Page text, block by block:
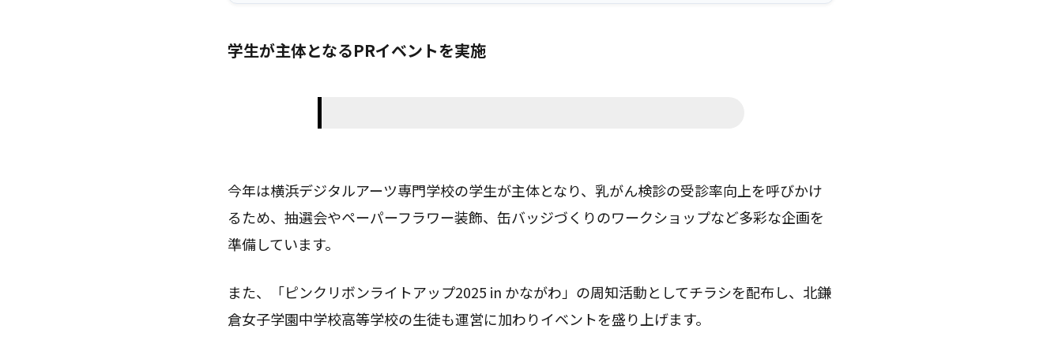
学生が主体となるPRイベントを実施
今年は横浜デジタルアーツ専門学校の学生が主体となり、乳がん検診の受診率向上を呼びかけ
るため、抽選会やペーパーフラワー装飾、缶バッジづくりのワークショップなど多彩な企画を
準備しています。
また、「ピンクリボンライトアップ2025 in かながわ」の周知活動としてチラシを配布し、北鎌
倉女子学園中学校高等学校の生徒も運営に加わりイベントを盛り上げます。